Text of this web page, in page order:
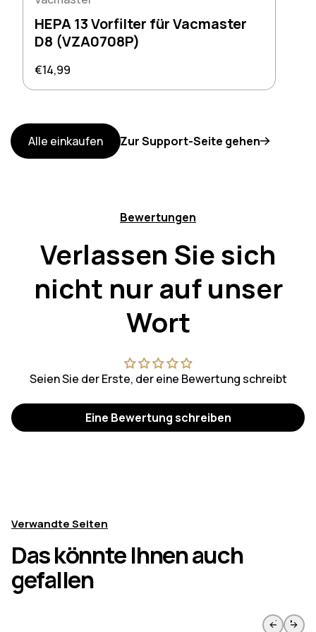
HEPA 13 Vorfilter für Vacmaster
D8 (VZA0708P)
Regulärer Preis
€14,99
Alle einkaufen Zur Support-Seite gehen
Bewertungen
Verlassen Sie sich
nicht nur auf unser
Wort
Seien Sie der Erste, der eine Bewertung schreibt
Eine Bewertung schreiben
Verwandte Seiten
Das könnte Ihnen auch
gefallen